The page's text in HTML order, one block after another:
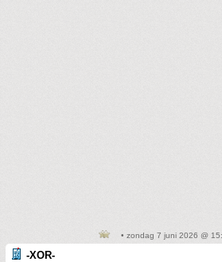
• zondag 7 juni 2026 @
-XOR-